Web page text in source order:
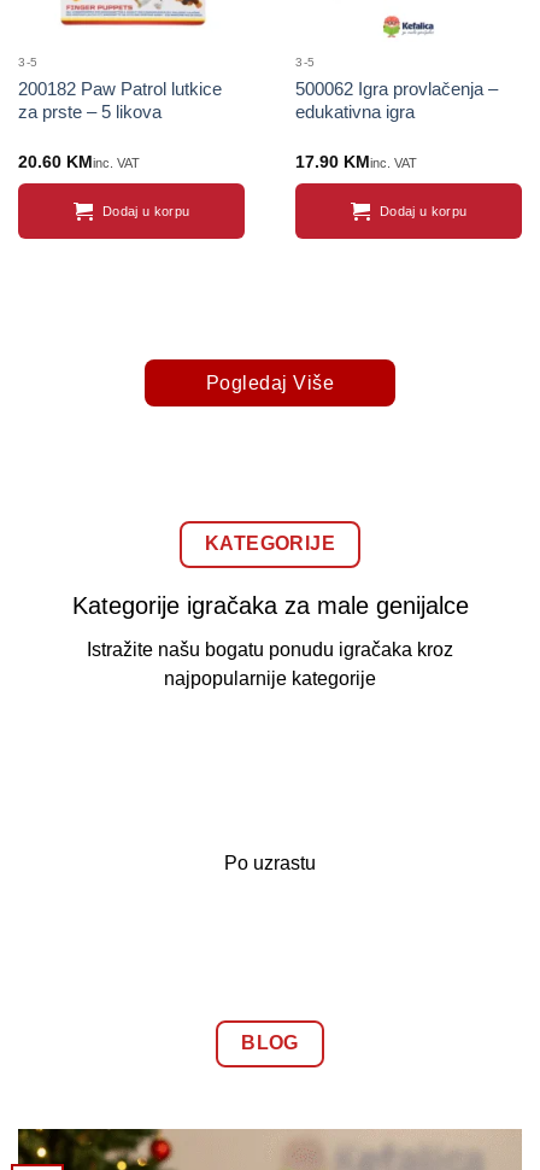
3-5
200182 Paw Patrol lutkice
za prste – 5 likova
20.60 KMinc. VAT
Dodaj u korpu
3-5
500062 Igra provlačenja –
edukativna igra
17.90 KMinc. VAT
Dodaj u korpu
Pogledaj Više
KATEGORIJE
Kategorije igračaka za male genijalce
Istražite našu bogatu ponudu igračaka kroz
najpopularnije kategorije
Po uzrastu
BLOG